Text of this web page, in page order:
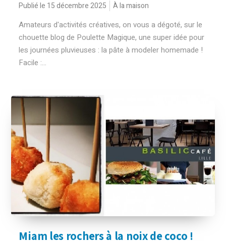
Publié le 15 décembre 2025 À la maison
Amateurs d'activités créatives, on vous a dégoté, sur le
chouette blog de Poulette Magique, une super idée pour
les journées pluvieuses : la pâte à modeler homemade !
Facile :...
Miam les rochers à la noix de coco !